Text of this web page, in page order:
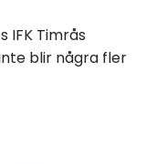
IFK Timrås
blir några fler